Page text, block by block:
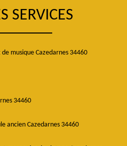
SERVICES
musique Cazedarnes 34460
34460
ancien Cazedarnes 34460